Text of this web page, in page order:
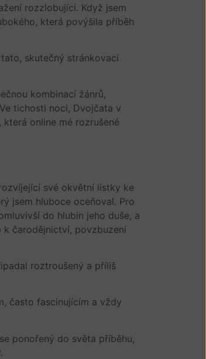
rozzlobující. Když jsem
která povýšila příběh
skutečný stránkovací
kombinací žánrů,
tichosti noci, Dvojčata v
online mé rozrušené
své okvětní lístky ke
jsem hluboce oceňoval. Pro
do hlubin jeho duše, a
k čarodějnictví, povzbuzení
roztroušený a příliš
často fascinujícím a vždy
ponořený do světa příběhu,